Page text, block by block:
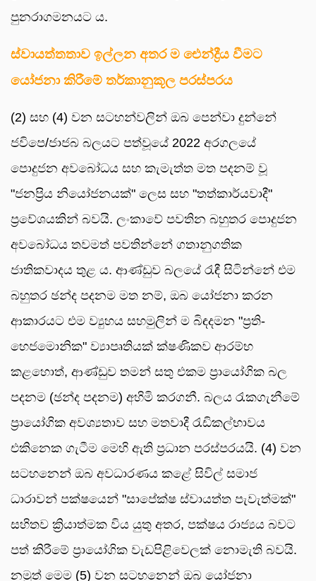
පුනරාගමනයට ය.
ස්වායත්තතාව ඉල්ලන අතර ම ඓන්ද්‍රීය වීමට
යෝජනා කිරීමේ තර්කානුකූල පරස්පරය
(2) සහ (4) වන සටහන්වලින් ඔබ පෙන්වා දුන්නේ
ජවිපෙ/ජාජබ බලයට පත්වූයේ 2022 අරගලයේ
පොදුජන අවබෝධය සහ කැමැත්ත මත පදනම් වූ
"ජනප්‍රිය නියෝජනයක්" ලෙස සහ "තත්කාර්යවාදී"
ප්‍රවේශයකින් බවයි. ලංකාවේ පවතින බහුතර පොදුජන
අවබෝධය තවමත් පවතින්නේ ගතානුගතික
ජාතිකවාදය තුළ ය. ආණ්ඩුව බලයේ රැඳී සිටින්නේ එම
බහුතර ඡන්ද පදනම මත නම්, ඔබ යෝජනා කරන
ආකාරයට එම ව්‍යුහය සහමුලින් ම බිඳදමන "ප්‍රති-
හෙජමොනික" ව්‍යාපෘතියක් ක්ෂණිකව ආරම්භ
කළහොත්, ආණ්ඩුව තමන් සතු එකම ප්‍රායෝගික බල
පදනම (ඡන්ද පදනම) අහිමි කරගනී. බලය රැකගැනීමේ
ප්‍රායෝගික අවශ්‍යතාව සහ මතවාදී රැඩිකල්භාවය
එකිනෙක ගැටීම මෙහි ඇති ප්‍රධාන පරස්පරයයි. (4) වන
සටහනෙන් ඔබ අවධාරණය කළේ සිවිල් සමාජ
ධාරාවන් පක්ෂයෙන් "සාපේක්ෂ ස්වායත්ත පැවැත්මක්"
සහිතව ක්‍රියාත්මක විය යුතු අතර, පක්ෂය රාජ්‍යය බවට
පත් කිරීමේ ප්‍රායෝගික වැඩපිළිවෙලක් නොමැති බවයි.
නමුත් මෙම (5) වන සටහනෙන් ඔබ යෝජනා